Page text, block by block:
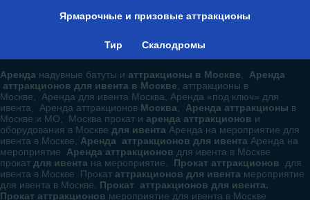
Ярмарочные и призовые аттракционы
Тир Скалодромы
Аренда надувные батуты и аттракционы в Москве, Аренда
аттракционов для ивента в Москве, аттракционы в
Москве, Аренда для ивента Москва, Аренда «под ключ» для
ивента, Аренда аттракционов Москва, Аренда аттракционы в
Москве и МО, Москва прокат и аренда аттракционов и
оборудования в Москве для ивента Аренда на мероприятие для
ивента в Москве, Аренда аттракционов для ивента Аренда на
мероприятие Аренда аттракционов для ивента в Москве
прокат для ивента на мероприятие. Прокат аттракционов для
ивента в Москве Прокат аттракционов для ивента мероприятие
для ивента в Москве. Прокат аттракционов для ивента.
Прокат аттракционов мероприятие для ивента в Москве